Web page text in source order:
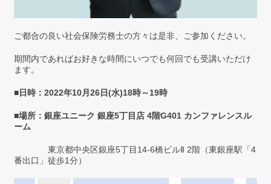
ご都合の良い社会保険労務士の方々は是非、ご参加ください。
期間内であればお好きな時間にいつでも何回でも受講いただけ
ます。
■日時：2022年10月26日(水)18時～19時
■場所：銀座ユニーク 銀座5丁目店4階G401 カンファレンスル
ーム
東京都中央区銀座5丁目14-6橋ビルⅡ 2階（東銀座駅「4
番出口」徒歩1分）